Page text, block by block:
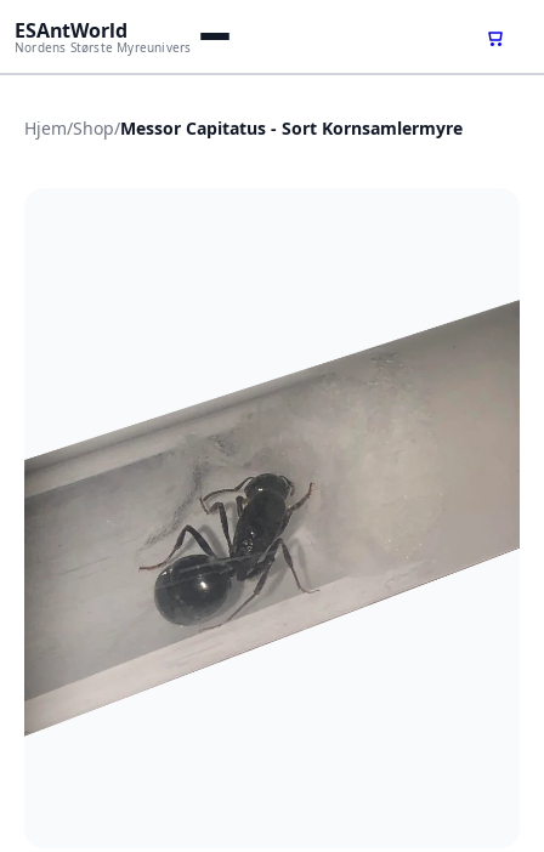
ESAntWorld
Nordens Største Myreunivers
Hjem/Shop/Messor Capitatus - Sort Kornsamlermyre